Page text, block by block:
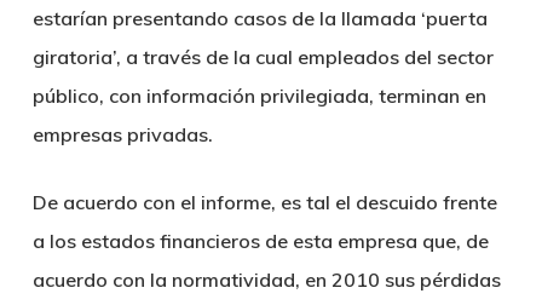
estarían presentando casos de la llamada ‘puerta
giratoria’, a través de la cual empleados del sector
público, con información privilegiada, terminan en
empresas privadas.
De acuerdo con el informe, es tal el descuido frente
a los estados financieros de esta empresa que, de
acuerdo con la normatividad, en 2010 sus pérdidas